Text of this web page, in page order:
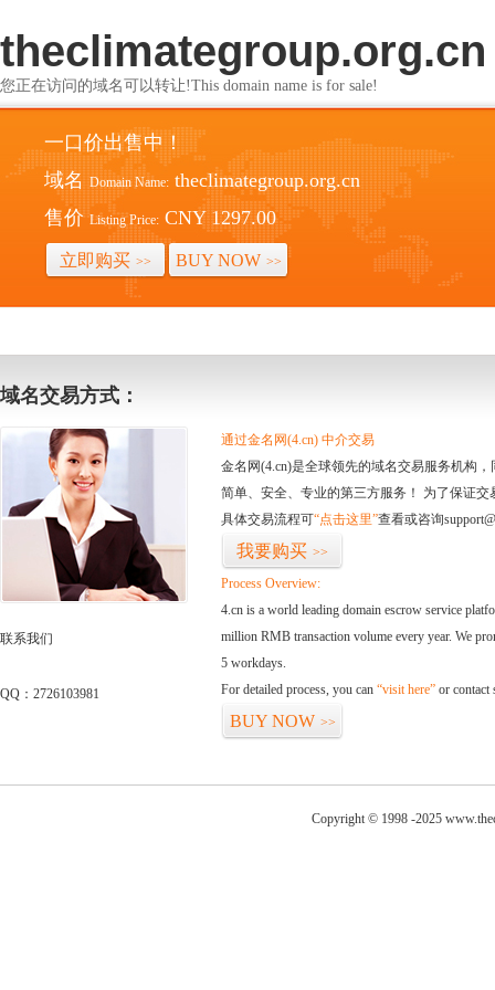
theclimategroup.org.cn
您正在访问的域名可以转让!This domain name is for sale!
一口价出售中！
域名 Domain Name: theclimategroup.org.cn
售价 Listing Price: CNY 1297.00
立即购买 >> BUY NOW >>
域名交易方式：
联系我们
QQ：2726103981
通过金名网(4.cn) 中介交易
金名网(4.cn)是全球领先的域名交易服务机构
简单、安全、专业的第三方服务！ 为了保证
具体交易流程可“点击这里”查看或咨询
我要购买 >>
Process Overview:
4.cn is a world leading domain escrow service
million RMB transaction volume every year. We
5 workdays.
For detailed process, you can “visit here” or contact
BUY NOW >>
Copyright © 1998 -2025